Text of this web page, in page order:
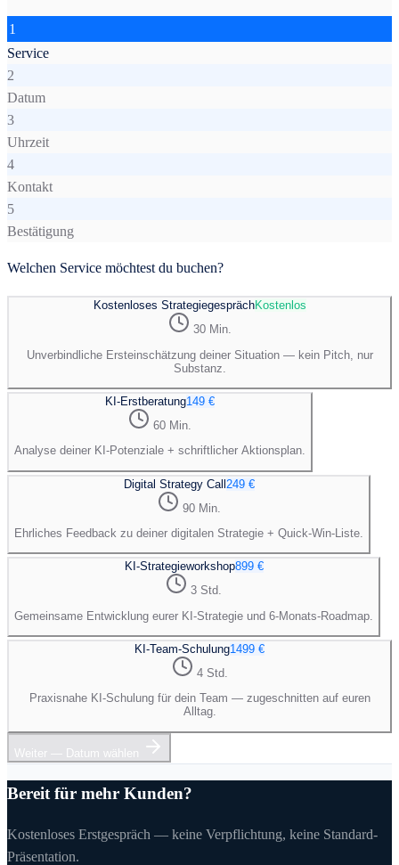
1
Service
2
Datum
3
Uhrzeit
4
Kontakt
5
Bestätigung
Welchen Service möchtest du buchen?
Kostenloses StrategiegesprächKostenlos
30 Min.
Unverbindliche Ersteinschätzung deiner Situation — kein Pitch, nur
Substanz.
KI-Erstberatung149 €
60 Min.
Analyse deiner KI-Potenziale + schriftlicher Aktionsplan.
Digital Strategy Call249 €
90 Min.
Ehrliches Feedback zu deiner digitalen Strategie + Quick-Win-Liste.
KI-Strategieworkshop899 €
3 Std.
Gemeinsame Entwicklung eurer KI-Strategie und 6-Monats-Roadmap.
KI-Team-Schulung1499 €
4 Std.
Praxisnahe KI-Schulung für dein Team — zugeschnitten auf euren
Alltag.
Weiter — Datum wählen
Bereit für mehr Kunden?
Kostenloses Erstgespräch — keine Verpflichtung, keine Standard-
Präsentation.